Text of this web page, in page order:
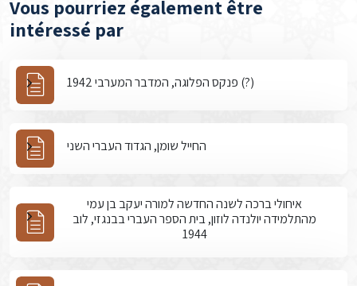
Vous pourriez également être
intéressé par
פנקס הפלוגה, המדבר המערבי 1942 (?)
החייל שומן, הגדוד העברי השני
איחולי ברכה לשנה החדשה למורה יעקב בן עמי
מהתלמידה יולנדה לוזון, בית הספר העברי בבנגזי, לוב
1944